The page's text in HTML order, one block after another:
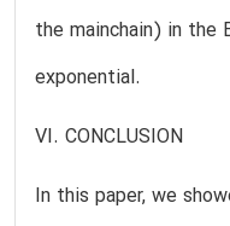
the mainchain) in the
exponential.
VI. CONCLUSION
In this paper, we